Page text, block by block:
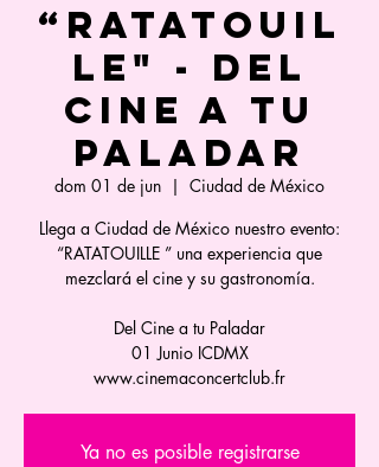
“RATATOUIL
LE" - Del
Cine a tu
Paladar
dom 01 de jun
  |
Ciudad de México
Llega a Ciudad de México nuestro evento:
“RATATOUILLE ” una experiencia que
mezclará el cine y su gastronomía.
Del Cine a tu Paladar
01 Junio ICDMX
www.cinemaconcertclub.fr
Ya no es posible registrarse